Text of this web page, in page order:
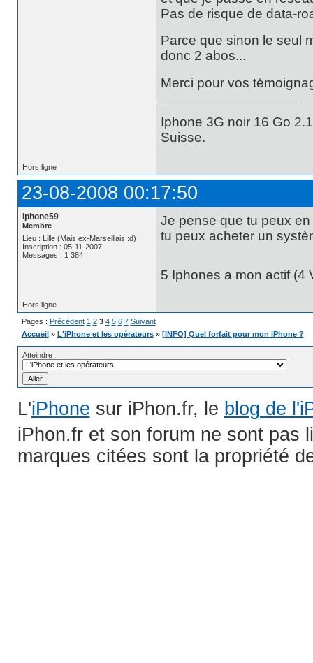
Pas de risque de data-
Parce que sinon le seul
donc 2 abos...
Merci pour vos
Iphone 3G noir 16 Go
Suisse.
Hors ligne
23-08-2008 00:17:50
iphone59
Membre
Lieu : Lille (Mais ex-Marseillais :d)
Inscription : 05-11-2007
Messages : 1 384
Je pense que tu peux
tu peux acheter un
5 Iphones a mon actif (4
Hors ligne
Pages : Précédent 1 2 3 4 5 6 7 Suivant
Accueil » L'iPhone et les opérateurs » [INFO] Quel forfait pour mon iPhone ?
Atteindre
L'iPhone sur iPhon.fr, le blog de
iPhon.fr et son forum ne sont pas
marques citées sont la propriété